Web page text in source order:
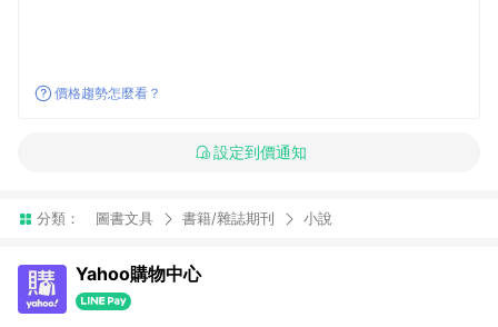
價格趨勢怎麼看？
設定到價通知
分類： 圖書文具 書籍/雜誌期刊 小說
Yahoo購物中心